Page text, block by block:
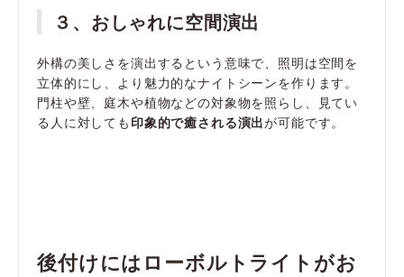
３、おしゃれに空間演出
外構の美しさを演出するという意味で、照明は空間を
立体的にし、より魅力的なナイトシーンを作ります。
門柱や壁、庭木や植物などの対象物を照らし、見てい
る人に対しても 印象的で癒される演出が可能です。
後付けにはローボルトライトがお